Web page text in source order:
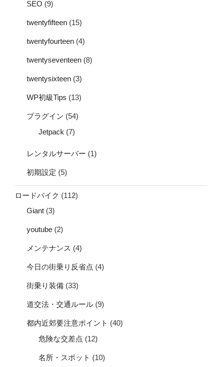
SEO (9)
twentyfifteen (15)
twentyfourteen (4)
twentyseventeen (8)
twentysixteen (3)
WP初級Tips (13)
プラグイン (54)
Jetpack (7)
レンタルサーバー (1)
初期設定 (5)
ロードバイク (112)
Giant (3)
youtube (2)
メンテナンス (4)
今日の街乗り反省点 (4)
街乗り装備 (33)
道交法・交通ルール (9)
都内近郊要注意ポイント (40)
危険な交差点 (12)
名所・スポット (10)